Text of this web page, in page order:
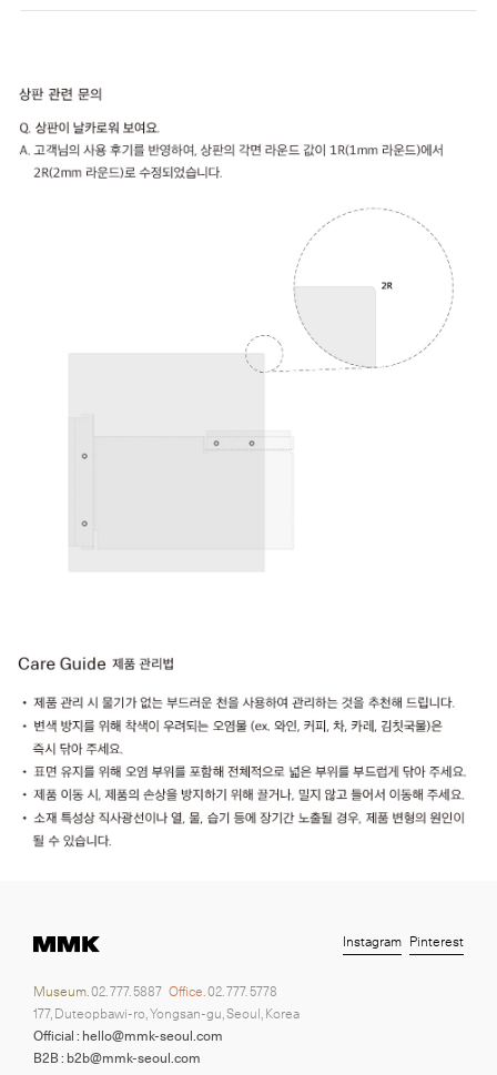
Museum.02. 777. 5887 Office.02. 777. 5778
177, Duteopbawi-ro, Yongsan-gu, Seoul, Korea
Official : hello@mmk-seoul.com
B2B : b2b@mmk-seoul.com
Instagram Pinterest